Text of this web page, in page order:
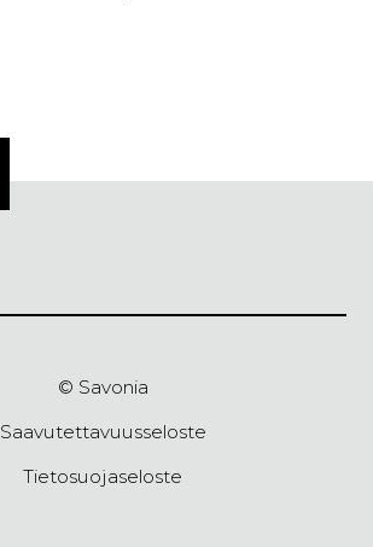
© Savonia
Saavutettavuusseloste
Tietosuojaseloste